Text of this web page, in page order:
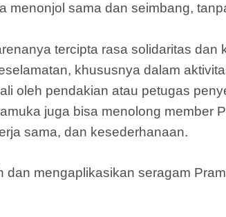
menonjol sama dan seimbang,
tercipta rasa solidaritas dan
khususnya dalam
oleh pendakian atau petugas
juga bisa menolong member
sama, dan kesederhanaan.
mengaplikasikan seragam